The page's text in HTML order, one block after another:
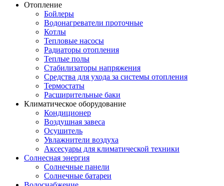
Отопление
Бойлеры
Водонагреватели проточные
Котлы
Тепловые насосы
Радиаторы отопления
Теплые полы
Стабилизаторы напряжения
Средства для ухода за системы отопления
Термостаты
Расширительные баки
Климатическое оборудование
Кондиционер
Воздушная завеса
Осушитель
Увлажнители воздуха
Аксесуары для климатической техники
Солнесная энергия
Cолнечные панели
Солнечные батареи